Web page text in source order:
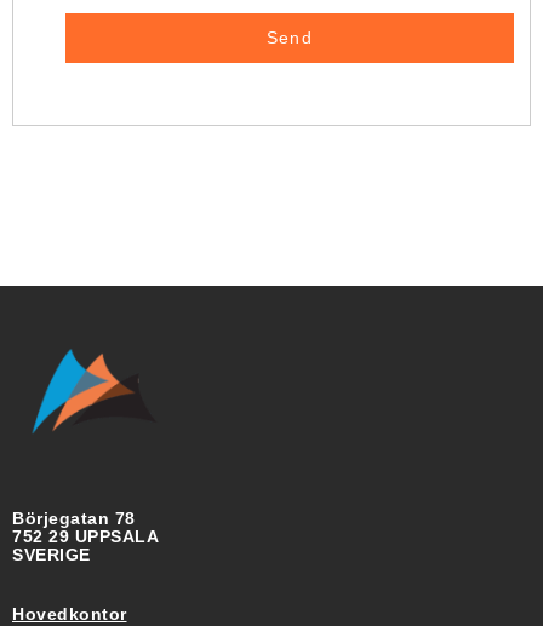
Börjegatan 78
752 29 UPPSALA
SVERIGE
Hovedkontor